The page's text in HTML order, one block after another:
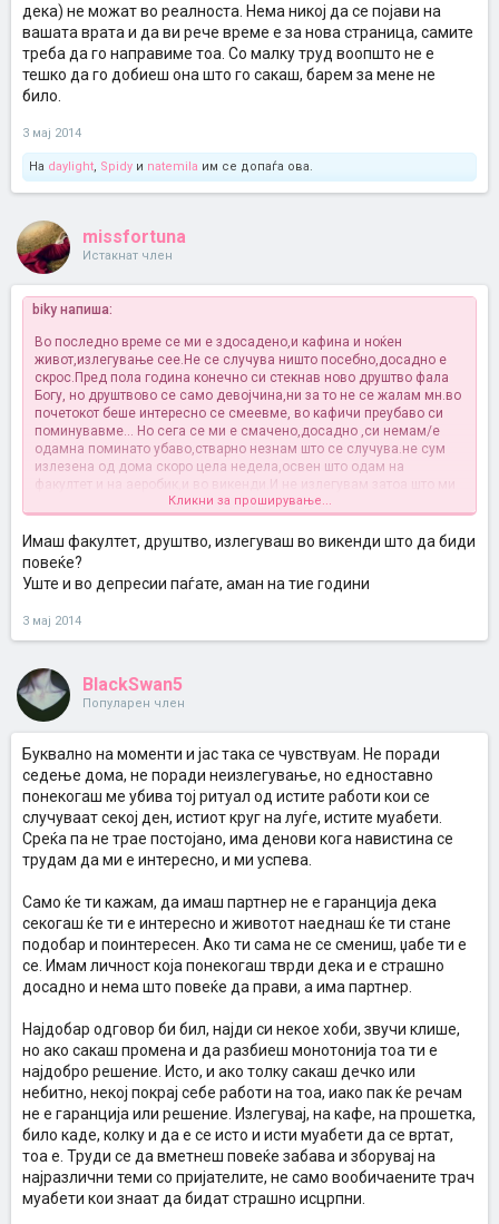
дека) не можат во реалноста. Нема никој да се појави на
вашата врата и да ви рече време е за нова страница, самите
треба да го направиме тоа. Со малку труд воопшто не е
тешко да го добиеш она што го сакаш, барем за мене не
било.
3 мај 2014
На daylight, Spidy и natemila им се допаѓа ова.
missfortuna
Истакнат член
biky напиша:
Во последно време се ми е здосадено,и кафина и ноќен
живот,излегување сее.Не се случува ништо посебно,досадно е
скрос.Пред пола година конечно си стекнав ново друштво фала
Богу, но друштвово се само девојчина,ни за то не се жалам мн.во
почетокот беше интересно се смеевме, во кафичи преубаво си
поминувавме... Но сега се ми е смачено,досадно ,си немам/е
одамна поминато убаво,стварно незнам што се случува.не сум
излезена од дома скоро цела недела,освен што одам на
факултет и на аеробик,и во викенди.И не излегувам затоа што ми
е мн досадно сегде,и си викам дури да изл, да се досадувам ќе
седам дома и ќе учам за колоквиумите.Досадно ми е можеби
затоа што цело време сум со истите луѓе, истите муабети истите
смеи.не знајте колку сакам дечко ама не можам оти сум
.Чаре каже те ми за ситуацијава мојааа????Готово уште
малку во депресија ќе паднам.
Кликни за проширување...
Имаш факултет, друштво, излегуваш во викенди што да биди
повеќе?
Уште и во депресии паѓате, аман на тие години
3 мај 2014
BlackSwan5
Популарен член
Буквално на моменти и јас така се чувствуам. Не поради
седење дома, не поради неизлегување, но едноставно
понекогаш ме убива тој ритуал од истите работи кои се
случуваат секој ден, истиот круг на луѓе, истите муабети.
Среќа па не трае постојано, има денови кога навистина се
трудам да ми е интересно, и ми успева.
Само ќе ти кажам, да имаш партнер не е гаранција дека
секогаш ќе ти е интересно и животот наеднаш ќе ти стане
подобар и поинтересен. Ако ти сама не се смениш, џабе ти е
се. Имам личност која понекогаш тврди дека и е страшно
досадно и нема што повеќе да прави, а има партнер.
Најдобар одговор би бил, најди си некое хоби, звучи клише,
но ако сакаш промена и да разбиеш монотонија тоа ти е
најдобро решение. Исто, и ако толку сакаш дечко или
небитно, некој покрај себе работи на тоа, иако пак ќе речам
не е гаранција или решение. Излегувај, на кафе, на прошетка,
било каде, колку и да е се исто и исти муабети да се вртат,
тоа е. Труди се да вметнеш повеќе забава и зборувај на
најразлични теми со пријателите, не само вообичаените трач
муабети кои знаат да бидат страшно исцрпни.